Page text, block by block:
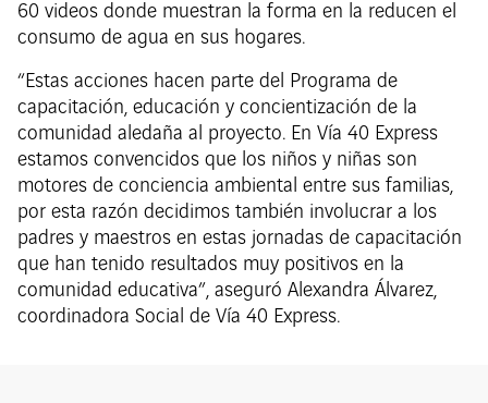
60 videos donde muestran la forma en la reducen el
consumo de agua en sus hogares.
“Estas acciones hacen parte del Programa de
capacitación, educación y concientización de la
comunidad aledaña al proyecto. En Vía 40 Express
estamos convencidos que los niños y niñas son
motores de conciencia ambiental entre sus familias,
por esta razón decidimos también involucrar a los
padres y maestros en estas jornadas de capacitación
que han tenido resultados muy positivos en la
comunidad educativa”, aseguró Alexandra Álvarez,
coordinadora Social de Vía 40 Express.